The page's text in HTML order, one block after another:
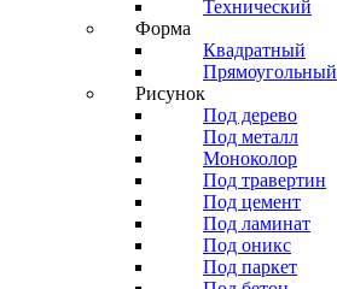
Технический
Форма
Квадратный
Прямоугольный
Рисунок
Под дерево
Под металл
Моноколор
Под травертин
Под цемент
Под ламинат
Под оникс
Под паркет